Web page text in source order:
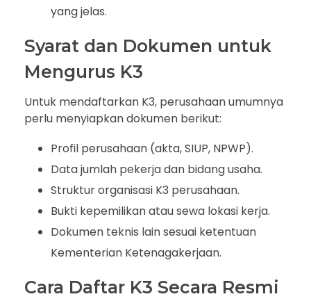
yang jelas.
Syarat dan Dokumen untuk
Mengurus K3
Untuk mendaftarkan K3, perusahaan umumnya
perlu menyiapkan dokumen berikut:
Profil perusahaan (akta, SIUP, NPWP).
Data jumlah pekerja dan bidang usaha.
Struktur organisasi K3 perusahaan.
Bukti kepemilikan atau sewa lokasi kerja.
Dokumen teknis lain sesuai ketentuan
Kementerian Ketenagakerjaan.
Cara Daftar K3 Secara Resmi